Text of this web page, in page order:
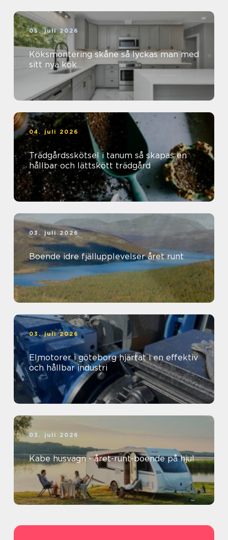
05. juli 2026
Köksmontering skåne så lyckas man med
sitt nya kök
04. juli 2026
Trädgårdsskötsel i tanum så skapas en
hållbar och lättskött trädgård
03. juli 2026
Boende idre fjällupplevelser året runt
03. juli 2026
Elmotorer i göteborg hjärtat i en effektiv
och hållbar industri
03. juli 2026
Kabe husvagn - året-runt-boende på hjul